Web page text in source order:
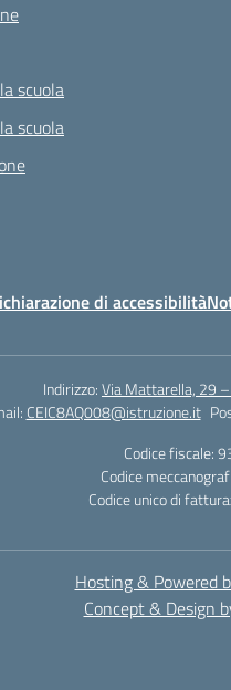
scuola
scuola
di accessibilità
Indirizzo:Via Mattarella, 29
CEIC8AQ008@istruzione.it
Codice fiscale:
Codice
Codice unico di
Hosting & Powered
Concept & Design